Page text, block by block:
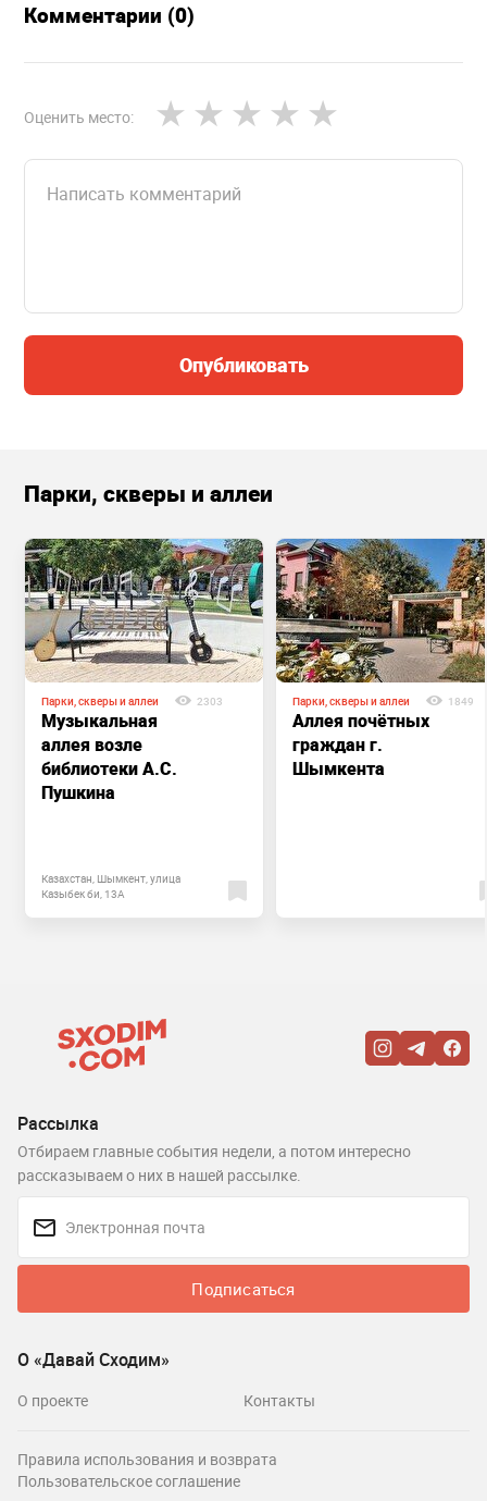
Комментарии (0)
Оценить место:
Опубликовать
Парки, скверы и аллеи
Парки, скверы и аллеи 2303
Музыкальная
аллея возле
библиотеки А.С.
Пушкина
Казахстан, Шымкент, улица
Казыбек би, 13А
Парки, скверы и аллеи 1849
Аллея почётных
граждан г.
Шымкента
Рассылка
Отбираем главные события недели, а потом интересно
рассказываем о них в нашей рассылке.
Подписаться
О «Давай Сходим»
О проекте Контакты
Правила использования и возврата
Пользовательское соглашение